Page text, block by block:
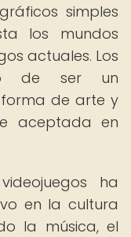
simples
los mundos
actuales. Los
de ser un
de arte y
aceptada en
ha
en la cultura
la música, el